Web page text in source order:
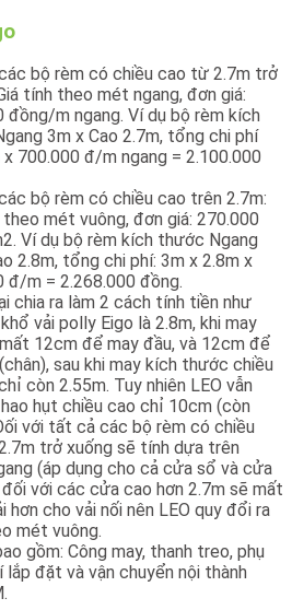
bộ rèm có chiều cao từ 2.7m trở
tính theo mét ngang, đơn giá:
đồng/m ngang. Ví dụ bộ rèm kích
3m x Cao 2.7m, tổng chi phí
x 700.000 đ/m ngang = 2.100.000
bộ rèm có chiều cao trên 2.7m:
theo mét vuông, đơn giá: 270.000
Ví dụ bộ rèm kích thước Ngang
2.8m, tổng chi phí: 3m x 2.8m x
đ/m = 2.268.000 đồng.
chia ra làm 2 cách tính tiền như
vải polly Eigo là 2.8m, khi may
12cm để may đầu, và 12cm để
sau khi may kích thước chiều
còn 2.55m. Tuy nhiên LEO vẫn
hụt chiều cao chỉ 10cm (còn
với tất cả các bộ rèm có chiều
trở xuống sẽ tính dựa trên
(áp dụng cho cả cửa sổ và cửa
với các cửa cao hơn 2.7m sẽ mất
hơn cho vải nối nên LEO quy đổi ra
mét vuông.
gồm: Công may, thanh treo, phụ
lắp đặt và vận chuyển nội thành